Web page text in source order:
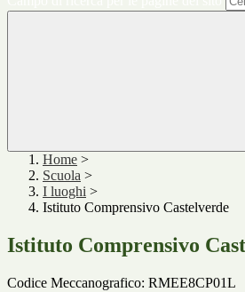
Home >
Scuola >
I luoghi >
Istituto Comprensivo Castelverde
Istituto Comprensivo
Codice Meccanografico: RMEE8CP01L